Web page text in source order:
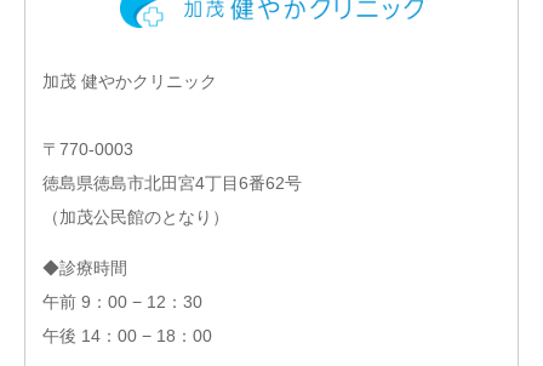
加茂 健やかクリニック
〒770-0003
徳島県徳島市北田宮4丁目6番62号
（加茂公民館のとなり）
◆診療時間
午前 9：00 − 12：30
午後 14：00 − 18：00